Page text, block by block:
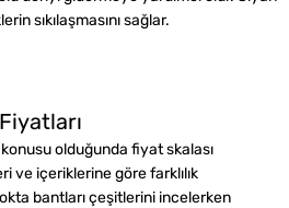
sıkılaşmasını sağlar.
olduğunda fiyat skalası
ve içeriklerine göre farklılık
bantları çeşitlerini incelerken